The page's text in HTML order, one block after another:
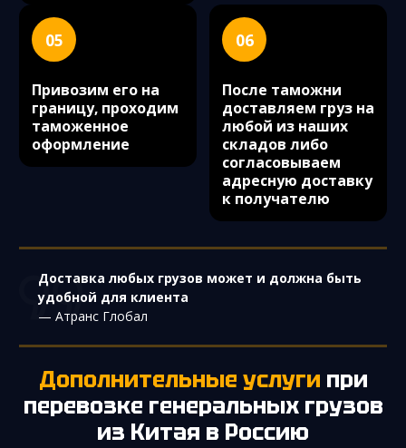
05
Привозим его на
границу, проходим
таможенное
оформление
06
После таможни
доставляем груз на
любой из наших
складов либо
согласовываем
адресную доставку
к получателю
Доставка любых грузов может и должна быть
удобной для клиента
— Атранс Глобал
Дополнительные услуги при
перевозке генеральных грузов
из Китая в Россию